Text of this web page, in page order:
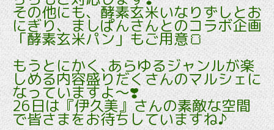
その他にも、酵素玄米いなりずしとお
にぎり、ましぱんさんとのコラボ企画
「酵素玄米パン」もご用意🍞
もうとにかく､あらゆるジャンルが楽
しめる内容盛りだくさんのマルシェに
なっていますよ～❣️
26日は『伊久美』さんの素敵な空間
で皆さまをお待ちしていますね♪